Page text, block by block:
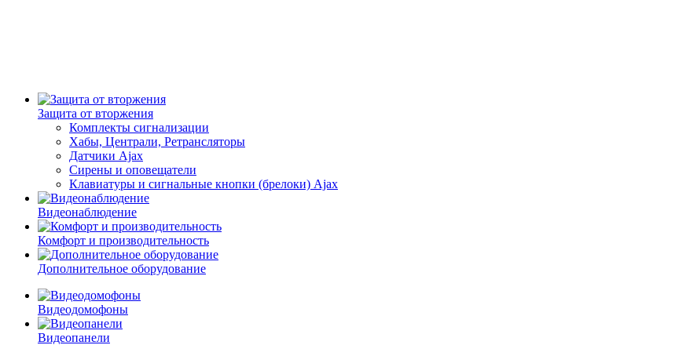
Защита от вторжения
Комплекты сигнализации
Хабы, Централи, Ретрансляторы
Датчики Ajax
Сирены и оповещатели
Клавиатуры и сигнальные кнопки (брелоки) Ajax
Видеонаблюдение
Комфорт и производительность
Дополнительное оборудование
Видеодомофоны
Видеопанели